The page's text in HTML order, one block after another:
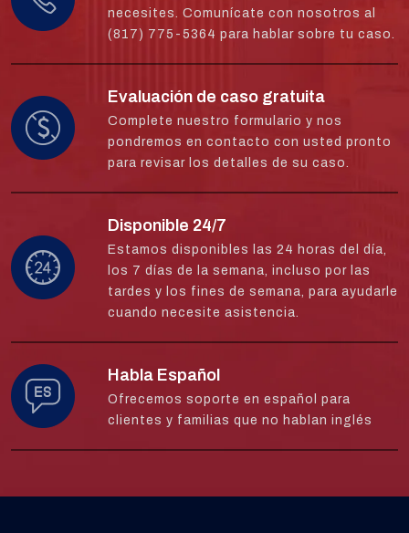
necesites. Comunícate con nosotros al
(817) 775-5364 para hablar sobre tu caso.
Evaluación de caso gratuita
Complete nuestro formulario y nos
pondremos en contacto con usted pronto
para revisar los detalles de su caso.
Disponible 24/7
Estamos disponibles las 24 horas del día,
los 7 días de la semana, incluso por las
tardes y los fines de semana, para ayudarle
cuando necesite asistencia.
Habla Español
Ofrecemos soporte en español para
clientes y familias que no hablan inglés